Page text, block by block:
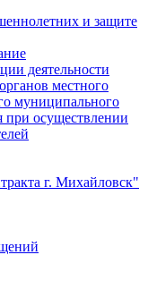
и защите
деятельности
местного
муниципального
при осуществлении
г. Михайловск"